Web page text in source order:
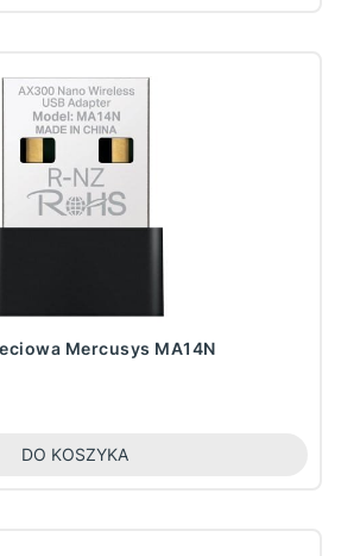
Mercusys MA14N
DO KOSZYKA